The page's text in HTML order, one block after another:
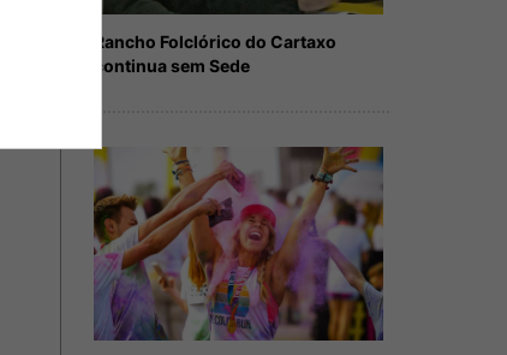
Rancho Folclórico do Cartaxo
continua sem Sede